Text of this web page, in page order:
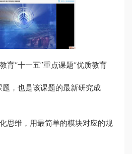
育“十一五”重点课题“优质教育
题，也是该课题的最新研究成
思维，用最简单的模块对应的规